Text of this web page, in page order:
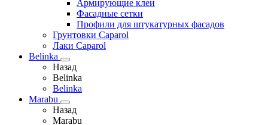
Армирующие клеи
Фасадные сетки
Профили для штукатурных фасадов
Грунтовки Caparol
Лаки Caparol
Belinka
Назад
Belinka
Belinka
Marabu
Назад
Marabu